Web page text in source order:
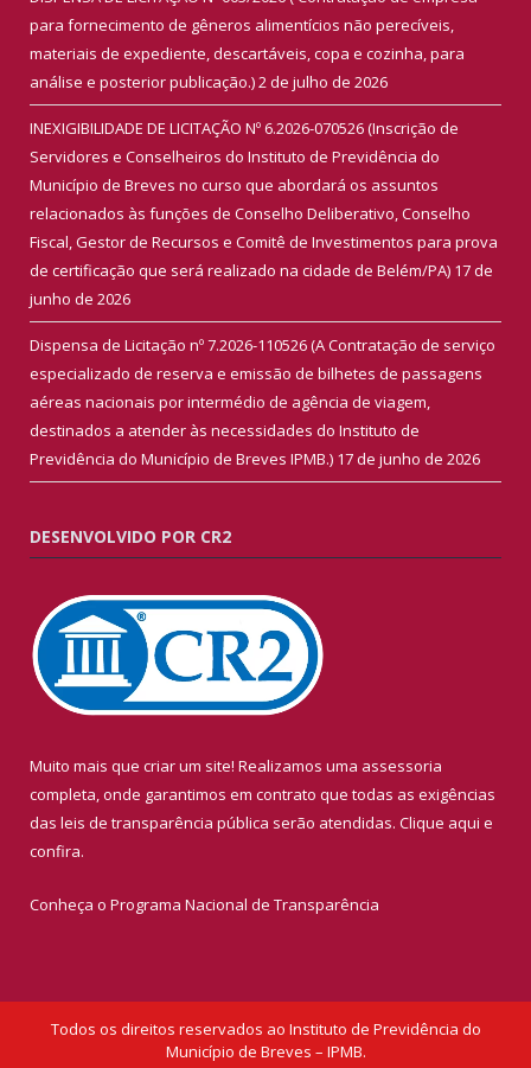
para fornecimento de gêneros alimentícios não perecíveis,
materiais de expediente, descartáveis, copa e cozinha, para
análise e posterior publicação.)2 de julho de 2026
INEXIGIBILIDADE DE LICITAÇÃO Nº 6.2026-070526 (Inscrição de
Servidores e Conselheiros do Instituto de Previdência do
Município de Breves no curso que abordará os assuntos
relacionados às funções de Conselho Deliberativo, Conselho
Fiscal, Gestor de Recursos e Comitê de Investimentos para prova
de certificação que será realizado na cidade de Belém/PA) 17 de
junho de 2026
Dispensa de Licitação nº 7.2026-110526 (A Contratação de serviço
especializado de reserva e emissão de bilhetes de passagens
aéreas nacionais por intermédio de agência de viagem,
destinados a atender às necessidades do Instituto de
Previdência do Município de Breves IPMB.) 17 de junho de 2026
DESENVOLVIDO POR CR2
Muito mais que criar um site! Realizamos uma assessoria
completa, onde garantimos em contrato que todas as exigências
das leis de transparência pública serão atendidas. Clique aqui e
confira.
Conheça o Programa Nacional de Transparência
Todos os direitos reservados ao Instituto de Previdência do
Município de Breves – IPMB.